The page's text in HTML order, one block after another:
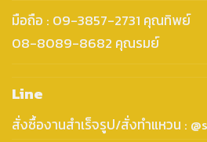
มือถือ : 09-3857-2731 คุณทิพย์
08-8089-8682 คุณรมย์
Line
สั่งซื้องานสำเร็จรูป/สั่งทำแหวน :